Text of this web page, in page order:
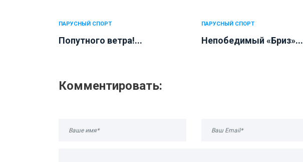
ПАРУСНЫЙ СПОРТ
Попутного ветра!...
ПАРУСНЫЙ СПОРТ
Непобедимый «Бриз»...
Комментировать: